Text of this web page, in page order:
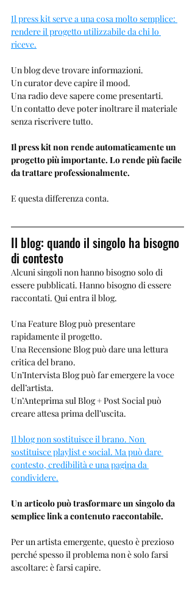
Il press kit serve a una cosa molto semplice:
rendere il progetto utilizzabile da chi lo
riceve.
Un blog deve trovare informazioni.
Un curator deve capire il mood.
Una radio deve sapere come presentarti.
Un contatto deve poter inoltrare il materiale
senza riscrivere tutto.
Il press kit non rende automaticamente un
progetto più importante. Lo rende più facile
da trattare professionalmente.
E questa differenza conta.
Il blog: quando il singolo ha bisogno
di contesto
Alcuni singoli non hanno bisogno solo di
essere pubblicati. Hanno bisogno di essere
raccontati. Qui entra il blog.
Una Feature Blog può presentare
rapidamente il progetto.
Una Recensione Blog può dare una lettura
critica del brano.
Un’Intervista Blog può far emergere la voce
dell’artista.
Un’Anteprima sul Blog + Post Social può
creare attesa prima dell’uscita.
Il blog non sostituisce il brano. Non
sostituisce playlist e social. Ma può dare
contesto, credibilità e una pagina da
condividere.
Un articolo può trasformare un singolo da
semplice link a contenuto raccontabile.
Per un artista emergente, questo è prezioso
perché spesso il problema non è solo farsi
ascoltare: è farsi capire.